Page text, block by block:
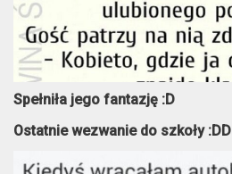
Spełniła jego fantazję :D
Ostatnie wezwanie do szkoły :DD